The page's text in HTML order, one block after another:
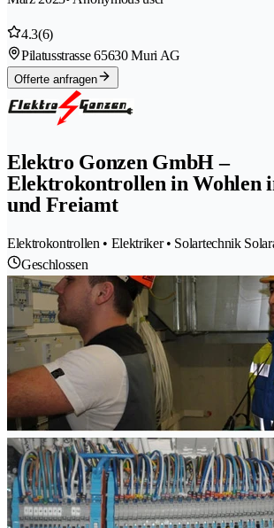
4.3(6)
Pilatusstrasse 65630 Muri AG
Offerte anfragen
Elektro Gonzen GmbH –
Elektrokontrollen in Wohlen
und Freiamt
Elektrokontrollen • Elektriker • Solartechnik
Geschlossen